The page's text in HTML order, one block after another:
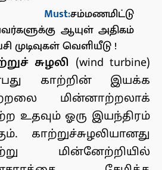
Must:சம்மணமிட்டு
ஆயுள் அதிகம்
முடிவுகள் வெளியீடு !
சுழலி (wind turbine)
காற்றின் இயக்க
மின்னாற்றலாக்
உதவும் ஓரு இயந்திரம்
காற்றுச்சுழலியானது
மின்னேற்றியில்